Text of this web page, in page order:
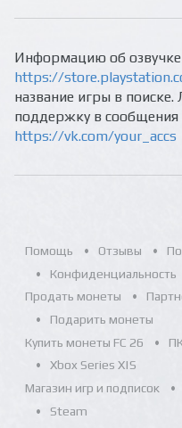
Информацию об
https://
название игры в
поддержку в сообщения
https://vk.com/your_accs
Помощь Отзывы
Конфиденциальность
Продать монеты
Подарить монеты
Купить монеты FC 26
Xbox Series X|S
Магазин игр и подписок
Steam